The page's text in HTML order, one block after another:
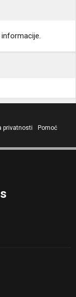
privatnosti
Pomoć
nas